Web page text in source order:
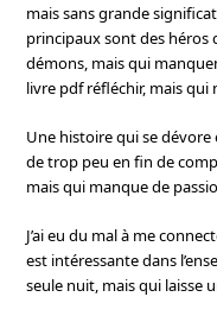
mais sans grande
principaux sont des
démons, mais qui
livre pdf réfléchir, mais qui
Une histoire qui se
de trop peu en fin de
mais qui manque de
J’ai eu du mal à me
est intéressante dans
seule nuit, mais qui laisse